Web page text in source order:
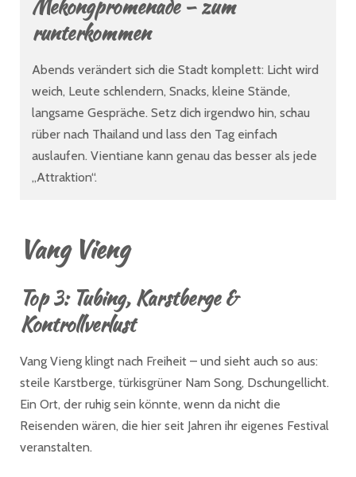
Mekongpromenade – zum
runterkommen
Abends verändert sich die Stadt komplett: Licht wird
weich, Leute schlendern, Snacks, kleine Stände,
langsame Gespräche. Setz dich irgendwo hin, schau
rüber nach Thailand und lass den Tag einfach
auslaufen. Vientiane kann genau das besser als jede
„Attraktion“.
Vang Vieng
Top 3: Tubing, Karstberge &
Kontrollverlust
Vang Vieng klingt nach Freiheit – und sieht auch so aus:
steile Karstberge, türkisgrüner Nam Song, Dschungellicht.
Ein Ort, der ruhig sein könnte, wenn da nicht die
Reisenden wären, die hier seit Jahren ihr eigenes Festival
veranstalten.